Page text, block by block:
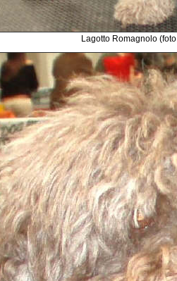
Lagotto Romagnolo (foto